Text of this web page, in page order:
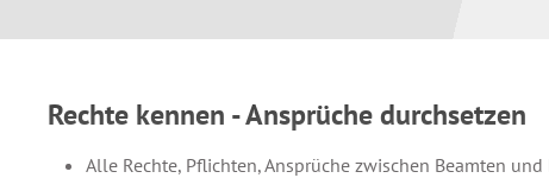
Rechte kennen - Ansprüche durchsetzen
Alle Rechte, Pflichten, Ansprüche zwischen Beamten und